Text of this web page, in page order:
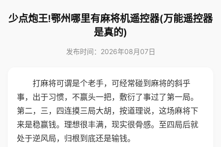
少点炮王!鄂州哪里有麻将机遥控器(万能遥控器
是真的)
发布时间：2026年08月07日
打麻将可谓是个老手，可经常碰到麻将的斜乎
事，出于习惯，不赢头一把，敷衍了事过了第一局。
第二，三，四连摸三局大胡，按道理说，这场麻将下
来是稳赢钱。理想很丰满，现实很骨感。至四局后就
处于逆风局，归根到底还是输钱。